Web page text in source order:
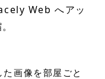
Web へアッ
画像を部屋ごと